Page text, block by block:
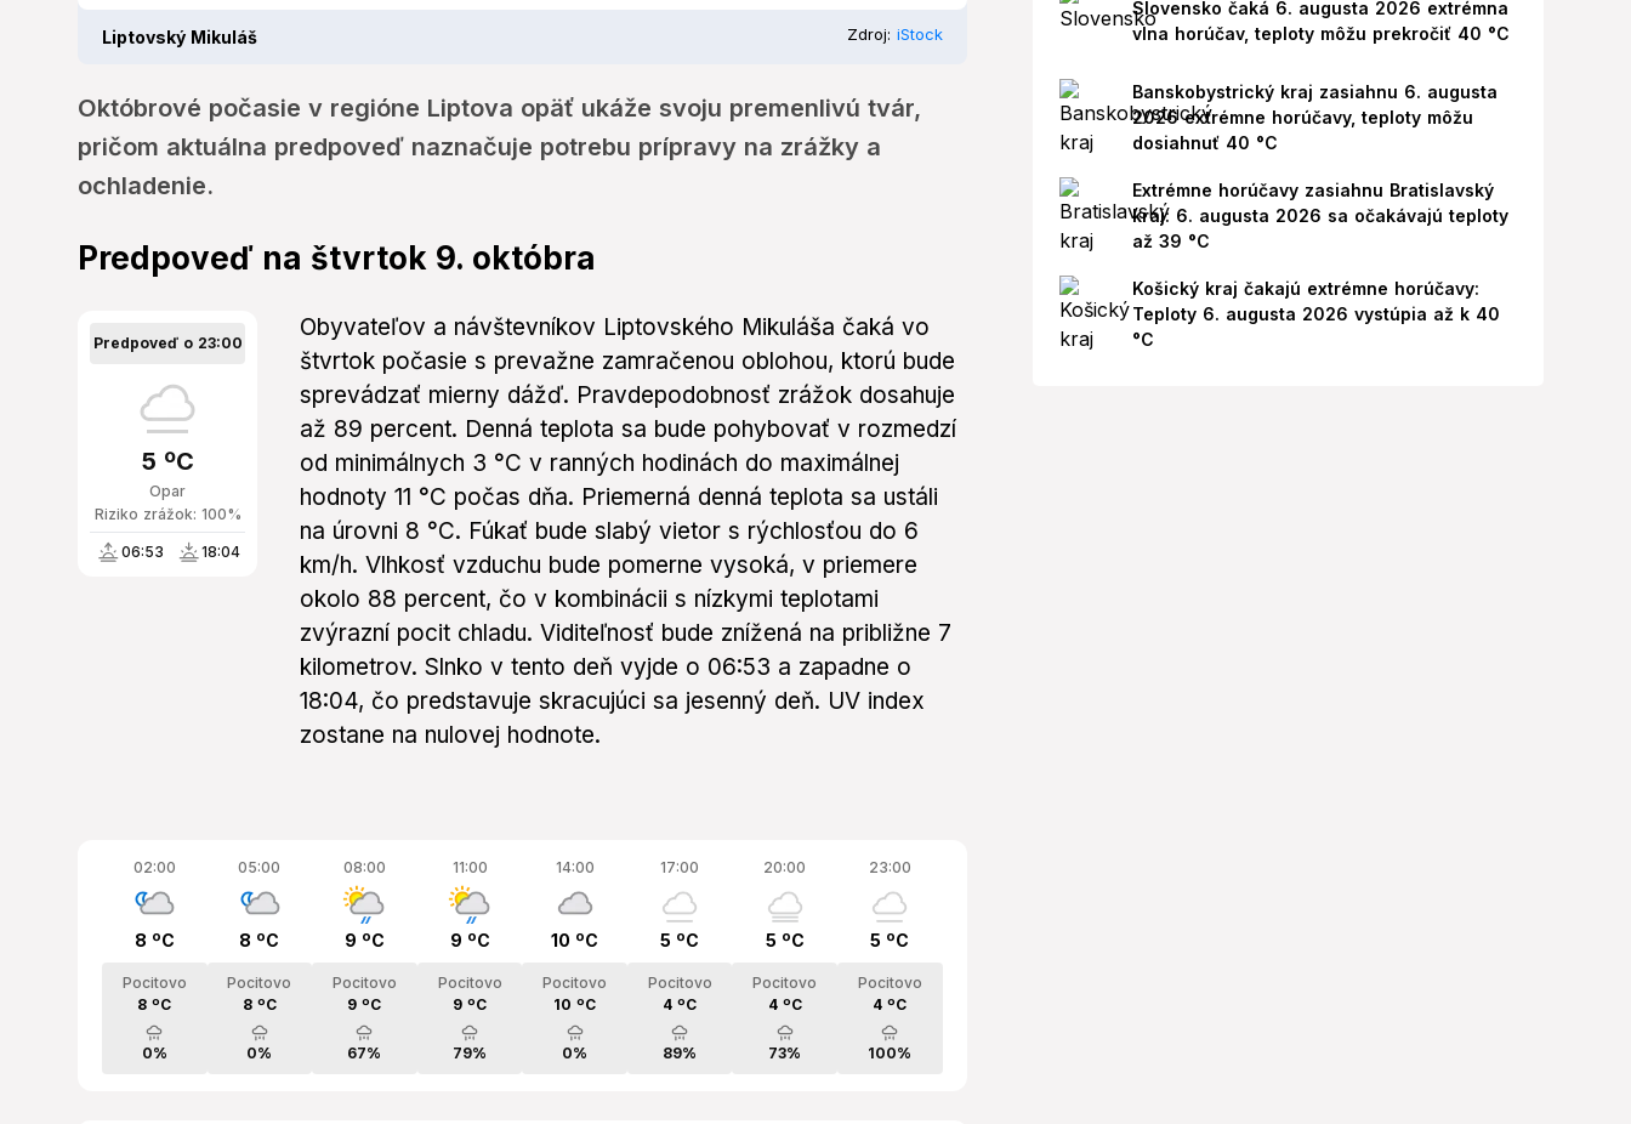
Liptovský Mikuláš Zdroj: iStock
Októbrové počasie v regióne Liptova opäť ukáže svoju premenlivú tvár,
pričom aktuálna predpoveď naznačuje potrebu prípravy na zrážky a
ochladenie.
Predpoveď na štvrtok 9. októbra
Predpoveď o 23:00
Opar
5 ºC
Riziko zrážok: 100%
06:53 18:04
Obyvateľov a návštevníkov Liptovského Mikuláša čaká vo
štvrtok počasie s prevažne zamračenou oblohou, ktorú bude
sprevádzať mierny dážď. Pravdepodobnosť zrážok dosahuje
až 89 percent. Denná teplota sa bude pohybovať v rozmedzí
od minimálnych 3 °C v ranných hodinách do maximálnej
hodnoty 11 °C počas dňa. Priemerná denná teplota sa ustáli
na úrovni 8 °C. Fúkať bude slabý vietor s rýchlosťou do 6
km/h. Vlhkosť vzduchu bude pomerne vysoká, v priemere
okolo 88 percent, čo v kombinácii s nízkymi teplotami
zvýrazní pocit chladu. Viditeľnosť bude znížená na približne 7
kilometrov. Slnko v tento deň vyjde o 06:53 a zapadne o
18:04, čo predstavuje skracujúci sa jesenný deň. UV index
zostane na nulovej hodnote.
02:00
8 ºC
Pocitovo
8 ºC
0%
05:00
8 ºC
Pocitovo
8 ºC
0%
08:00
9 ºC
Pocitovo
9 ºC
67%
11:00
9 ºC
Pocitovo
9 ºC
79%
14:00
10 ºC
Pocitovo
10 ºC
0%
17:00
5 ºC
Pocitovo
4 ºC
89%
20:00
5 ºC
Pocitovo
4 ºC
73%
23:00
5 ºC
Pocitovo
4 ºC
100%
Slovensko čaká 6. augusta 2026 extrémna
vlna horúčav, teploty môžu prekročiť 40 °C
Banskobystrický kraj zasiahnu 6. augusta
2026 extrémne horúčavy, teploty môžu
dosiahnuť 40 °C
Extrémne horúčavy zasiahnu Bratislavský
kraj: 6. augusta 2026 sa očakávajú teploty
až 39 °C
Košický kraj čakajú extrémne horúčavy:
Teploty 6. augusta 2026 vystúpia až k 40
°C